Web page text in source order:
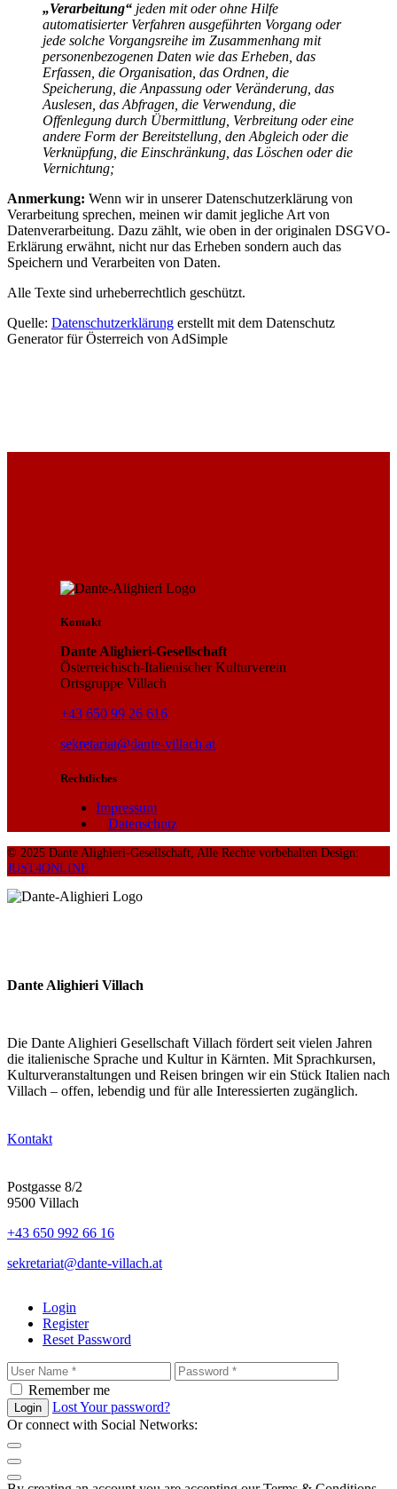
„Verarbeitung“ jeden mit oder ohne Hilfe
automatisierter Verfahren ausgeführten Vorgang oder
jede solche Vorgangsreihe im Zusammenhang mit
personenbezogenen Daten wie das Erheben, das
Erfassen, die Organisation, das Ordnen, die
Speicherung, die Anpassung oder Veränderung, das
Auslesen, das Abfragen, die Verwendung, die
Offenlegung durch Übermittlung, Verbreitung oder eine
andere Form der Bereitstellung, den Abgleich oder die
Verknüpfung, die Einschränkung, das Löschen oder die
Vernichtung;
Anmerkung: Wenn wir in unserer Datenschutzerklärung von
Verarbeitung sprechen, meinen wir damit jegliche Art von
Datenverarbeitung. Dazu zählt, wie oben in der originalen DSGVO-
Erklärung erwähnt, nicht nur das Erheben sondern auch das
Speichern und Verarbeiten von Daten.
Alle Texte sind urheberrechtlich geschützt.
Quelle: Datenschutzerklärung erstellt mit dem Datenschutz
Generator für Österreich von AdSimple
Kontakt
Dante Alighieri-Gesellschaft
Österreichisch-Italienischer Kulturverein
Ortsgruppe Villach
+43 650 99 26 616
sekretariat@dante-villach.at
Rechtliches
Impressum
Datenschutz
© 2025 Dante Alighieri-Gesellschaft, Alle Rechte vorbehalten Design:
JUST4ONLINE
Dante Alighieri Villach
Die Dante Alighieri Gesellschaft Villach fördert seit vielen Jahren
die italienische Sprache und Kultur in Kärnten. Mit Sprachkursen,
Kulturveranstaltungen und Reisen bringen wir ein Stück Italien nach
Villach – offen, lebendig und für alle Interessierten zugänglich.
Kontakt
Postgasse 8/2
9500 Villach
+43 650 992 66 16
sekretariat@dante-villach.at
Login
Register
Reset Password
Remember me
Login
Lost Your password?
Or connect with Social Networks: